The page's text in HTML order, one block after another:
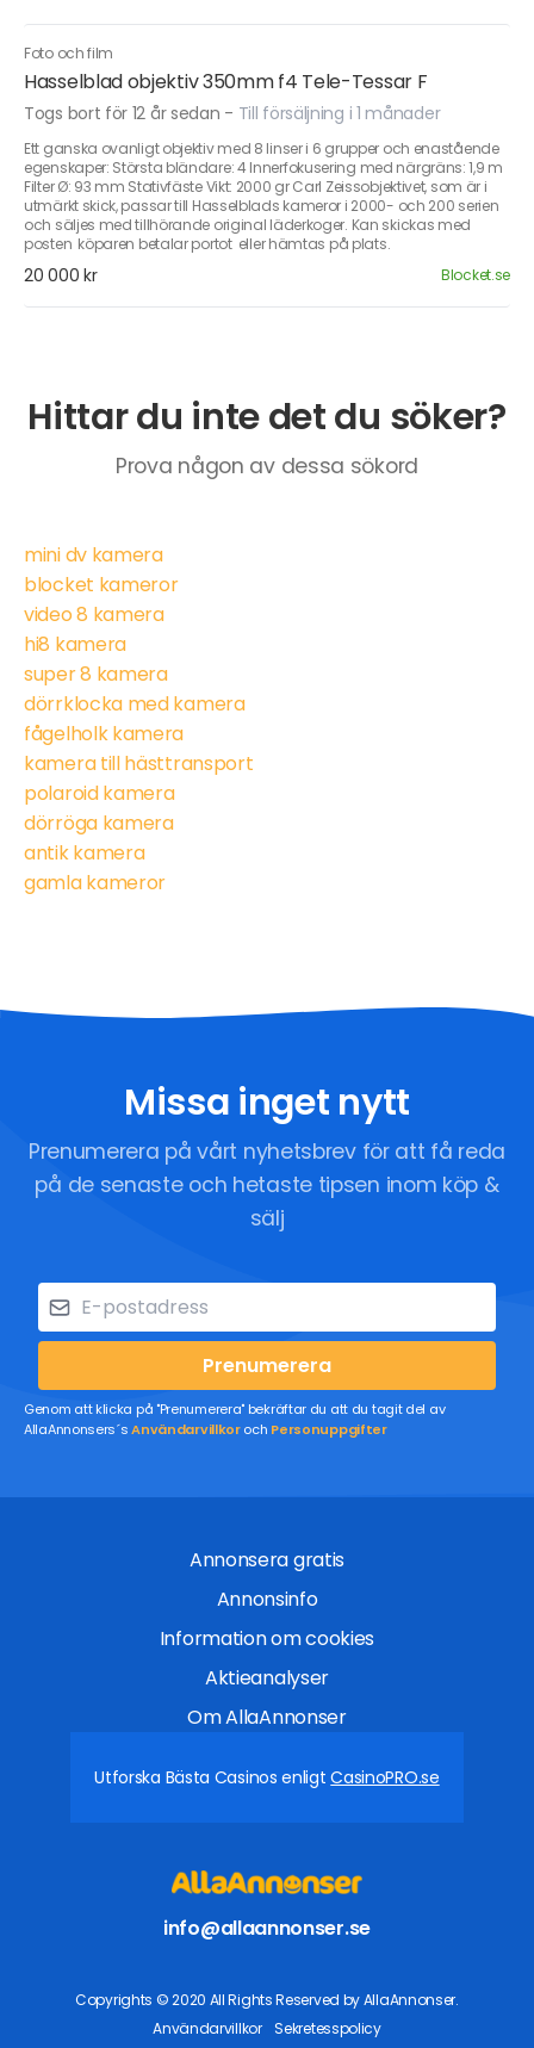
Foto och film
Hasselblad objektiv 350mm f4 Tele-Tessar F
Togs bort för 12 år sedan - Till försäljning i 1 månader
Ett ganska ovanligt objektiv med 8 linser i 6 grupper och enastående
egenskaper: Största bländare: 4 Innerfokusering med närgräns: 1,9 m
Filter Ø: 93 mm Stativfäste Vikt: 2000 gr Carl Zeissobjektivet, som är i
utmärkt skick, passar till Hasselblads kameror i 2000- och 200 serien
och säljes med tillhörande original läderkoger. Kan skickas med
posten  köparen betalar portot  eller hämtas på plats.
20 000 kr Blocket.se
Hittar du inte det du söker?
Prova någon av dessa sökord
mini dv kamera
blocket kameror
video 8 kamera
hi8 kamera
super 8 kamera
dörrklocka med kamera
fågelholk kamera
kamera till hästtransport
polaroid kamera
dörröga kamera
antik kamera
gamla kameror
Missa inget nytt
Prenumerera på vårt nyhetsbrev för att få reda
på de senaste och hetaste tipsen inom köp &
sälj
Prenumerera
Genom att klicka på "Prenumerera" bekräftar du att du tagit del av
AllaAnnonsers´sAnvändarvillkoroch Personuppgifter
Annonsera gratis
Annonsinfo
Information om cookies
Aktieanalyser
Om AllaAnnonser
Utforska Bästa Casinos enligtCasinoPRO.se
info@allaannonser.se
Copyrights © 2020 All Rights Reserved by AllaAnnonser.
Användarvillkor
Sekretesspolicy